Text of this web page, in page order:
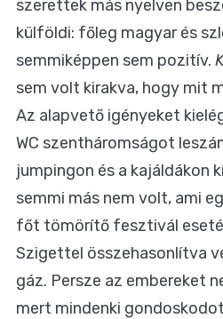
szerettek más nyelven
külföldi: főleg magyar és
semmiképpen sem pozitív.
sem volt kirakva, hogy mit
Az alapvető igényeket
WC szentháromságot
jumpingon és a kajáldákon
semmi más nem volt, ami
főt tömörítő fesztivál
Szigettel összehasonlítva
gáz. Persze az embereket
mert mindenki